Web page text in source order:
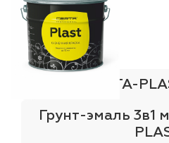
CERTA-
Грунт-эмаль 3в1